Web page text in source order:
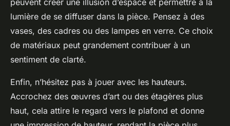
peuvent créer une illusion d’espace et permettre à la
lumière de se diffuser dans la pièce. Pensez à des
vases, des cadres ou des lampes en verre. Ce choix
de matériaux peut grandement contribuer à un
sentiment de clarté.
Enfin, n’hésitez pas à jouer avec les hauteurs.
Accrochez des œuvres d’art ou des étagères plus
haut, cela attire le regard vers le plafond et donne